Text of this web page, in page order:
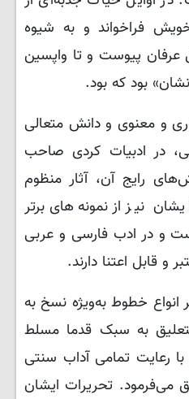
فراخواند و به شیوه
پیوست و تا واپسین
بود که بود.
و معنوی و دانش متعالی
در ادبیات کردی صاحب
رایج آن، آثار منظوم
نیز از نمونه‌های برتر
و در ادب فارسی و عربی
و قابل اعتنا دارند.
خطوط به‌ویژه نسخ به
به سبک قدما مسلط
رعایت تمامی آداب سنتی
تحریرات ایشان